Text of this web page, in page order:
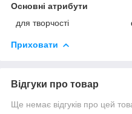
Основні атрибути
для творчості
Приховати
Відгуки про товар
Ще немає відгуків про цей